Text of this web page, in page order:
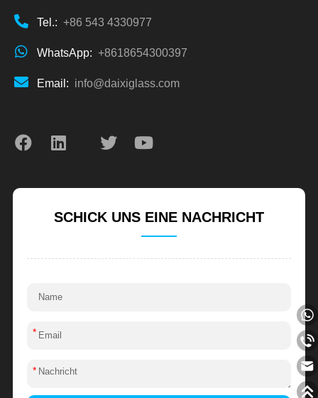
Tel.: +86 543 4330977
WhatsApp: +8618654300397
Email: info@daixiglass.com
SCHICK UNS EINE NACHRICHT
*
*